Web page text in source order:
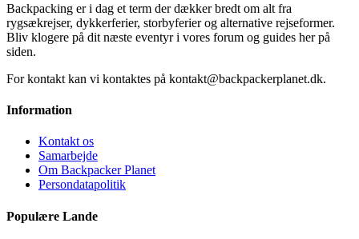
Backpacking er i dag et term der dækker bredt om alt fra
rygsækrejser, dykkerferier, storbyferier og alternative rejseformer.
Bliv klogere på dit næste eventyr i vores forum og guides her på
siden.
For kontakt kan vi kontaktes på kontakt@backpackerplanet.dk.
Information
Kontakt os
Samarbejde
Om Backpacker Planet
Persondatapolitik
Populære Lande